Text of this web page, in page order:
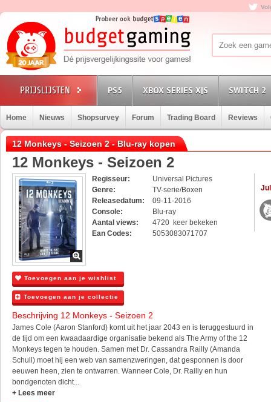
PS5 XBOX SERIES X|S SWITCH 2
Home Nieuws Shopsurvey Forum Trading Board Reviews
12 Monkeys - Seizoen 2 - Blu-ray kopen
12 Monkeys - Seizoen 2
Regisseur:
Universal Pictures
Genre:
TV-serie/Boxen
Releasedatum:
09-11-2016
Console:
Blu-ray
Aantal views:
4720 keer bekeken
Ean Codes:
5053083071707
Toevoegen aan je wishlist
Toevoegen aan je collectie
Beschrijving 12 Monkeys - Seizoen 2
James Cole (Aaron Stanford) komt uit het jaar 2043 en is teruggestuurd in
de tijd om een kwaadaardige organisatie bekend als The Army of the 12
Monkeys tegen te houden. Samen met Dr. Cassandra Railly (Amanda
Schull) moet hij een web van samenzweringen, dat gesponnen is door
eeuwen heen, zien te ontwarren. Wanneer Cole, Dr. Railly en hun
bondgenoten dicht...
+ Lees meer